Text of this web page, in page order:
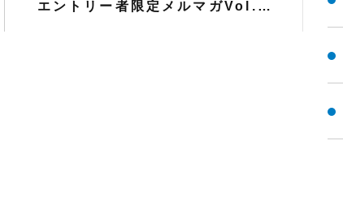
エントリー者限定メルマガVol.5配信しました